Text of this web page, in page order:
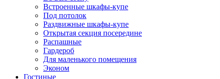
Встроенные шкафы-купе
Под потолок
Раздвижные шкафы-купе
Открытая секция посередине
Распашные
Гардероб
Для маленького помещения
Эконом
Гостиные